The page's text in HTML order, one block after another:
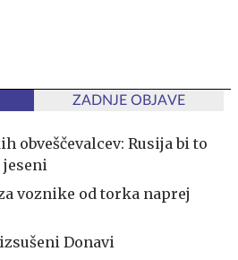
ZADNJE OBJAVE
obveščevalcev: Rusija bi to
voznike od torka naprej
Donavi